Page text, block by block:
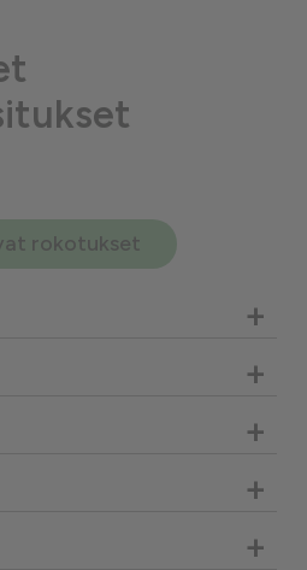
rokotukset
+
+
+
+
+